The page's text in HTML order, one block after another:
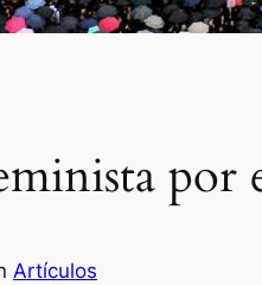
por
Artículos